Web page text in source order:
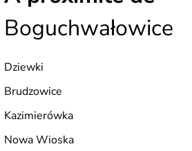
Boguchwałowice
Dziewki
Brudzowice
Kazimierówka
Nowa Wioska